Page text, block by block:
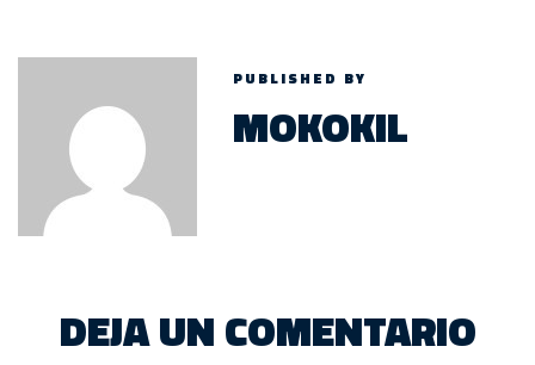
PUBLISHED BY
MOKOKIL
DEJA UN COMENTARIO